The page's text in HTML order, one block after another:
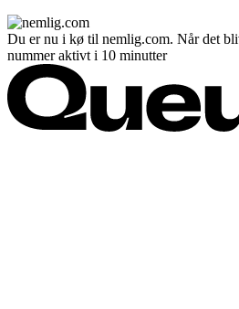
Du er nu i kø til nemlig.com. Når det
nummer aktivt i 10 minutter